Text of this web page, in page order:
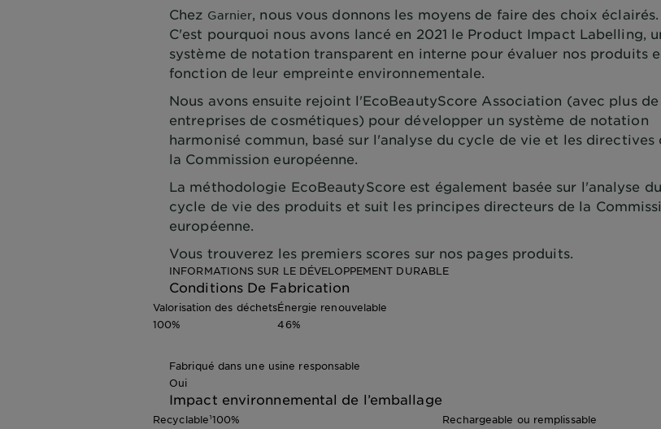
Chez Garnier, nous vous donnons les moyens de faire des choix éclairés.
C'est pourquoi nous avons lancé en 2021 le Product Impact Labelling,
système de notation transparent en interne pour évaluer nos produits
fonction de leur empreinte environnementale.
Nous avons ensuite rejoint l'EcoBeautyScore Association (avec plus
entreprises de cosmétiques) pour développer un système de notation
harmonisé commun, basé sur l'analyse du cycle de vie et les directives
la Commission européenne.
La méthodologie EcoBeautyScore est également basée sur l'analyse du
cycle de vie des produits et suit les principes directeurs de la
européenne.
Vous trouverez les premiers scores sur nos pages produits.
INFORMATIONS SUR LE DÉVELOPPEMENT DURABLE
Conditions De Fabrication
Valorisation des déchets
100%
Énergie renouvelable
46%
Fabriqué dans une usine responsable
Oui
Impact environnemental de l’emballage
Recyclable¹100%
Rechargeable ou remplissable